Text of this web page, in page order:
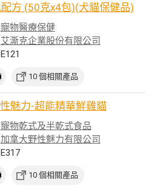
方 (50克x4包)(犬貓保健品)
寵物醫療保健
艾澌克企業股份有限公司
10 個相關產品
魅力-超能精華鮮雞貓
寵物乾式及半乾式食品
加拿大野性魅力有限公司
10 個相關產品